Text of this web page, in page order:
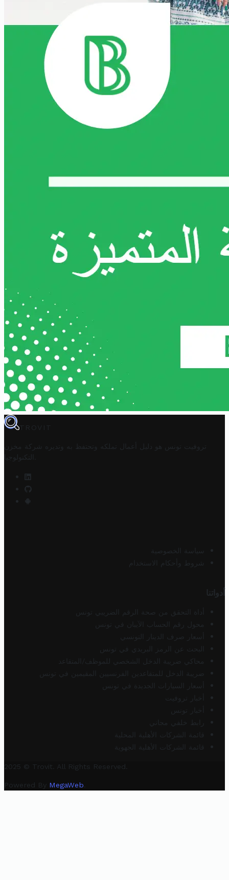
TROVIT
تروفيت تونس هو دليل أعمال تملكه وتحتفظ به وتديره
شركة مخزن
التكنولوجيا
سياسة الخصوصية
شروط وأحكام الاستخدام
أدواتنا
أداة التحقق من صحة الرقم الضريبي تونس
محول رقم الحساب الآيبان في تونس
أسعار صرف الدينار التونسي
البحث عن الرمز البريدي في تونس
محاكي ضريبة الدخل الشخصي للموظف/المتقاعد
ضريبة الدخل للمتقاعدين الفرنسيين المقيمين في تونس
أسعار السيارات الجديدة في تونس
أخبار تروفيت
أخبار تونس
رابط خلفي مجاني
قائمة الشركات الأهلية المحلية
قائمة الشركات الأهلية الجهوية
2025 © Trovit. All Rights Reserved.
Powered By MegaWeb